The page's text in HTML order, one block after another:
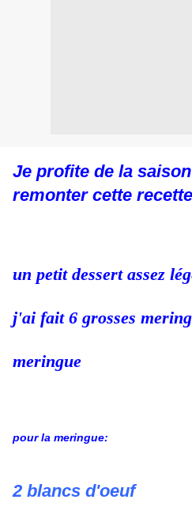
Je profite de la
remonter cette recette
un petit dessert assez
j'ai fait 6 grosses
meringue
pour la meringue:
2 blancs d'oeuf